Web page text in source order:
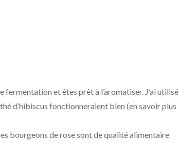
et êtes prêt à l’aromatiser. J’ai utilisé
d’hibiscus fonctionneraient bien (en savoir plus
bourgeons de rose sont de qualité alimentaire